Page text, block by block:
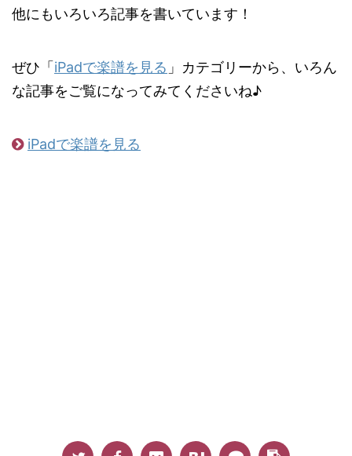
他にもいろいろ記事を書いています！
ぜひ「 iPadで楽譜を見る 」カテゴリーから、いろん
な記事をご覧になってみてくださいね♪
iPadで楽譜を見る